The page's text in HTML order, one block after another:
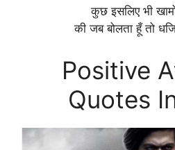
कुछ इसलिए भी
की जब बोलता हूँ तो
Positive
Quotes